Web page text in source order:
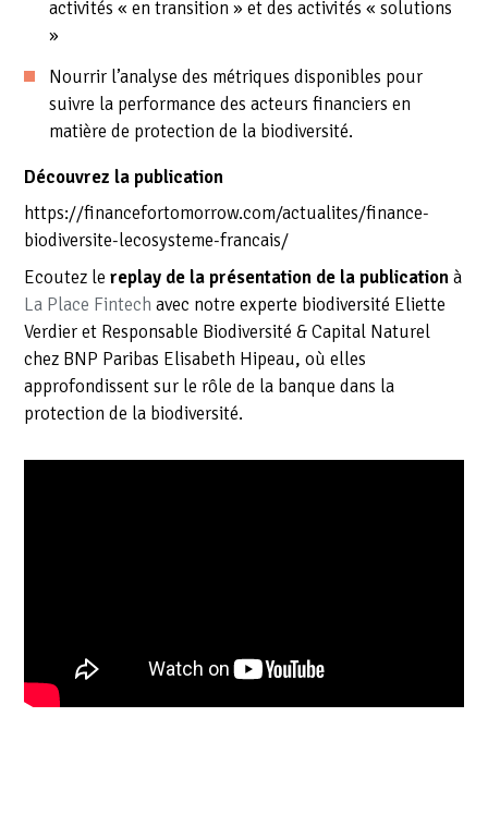
activités « en transition » et des activités « solutions
»
Nourrir l’analyse des métriques disponibles pour
suivre la performance des acteurs financiers en
matière de protection de la biodiversité.
Découvrez la publication
https://financefortomorrow.com/actualites/finance-
biodiversite-lecosysteme-francais/
Ecoutez le replay de la présentation de la publicationà
La Place Fintech avec notre experte biodiversité Eliette
Verdier et Responsable Biodiversité & Capital Naturel
chez BNP Paribas Elisabeth Hipeau, où elles
approfondissent sur le rôle de la banque dans la
protection de la biodiversité.